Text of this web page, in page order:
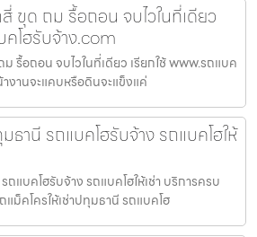
สี่ ขุด ถม รื้อถอน จบไวในที่เดียว
คโฮรับจ้าง.com
ม รื้อถอน จบไวในที่เดียว เรียกใช้ www.รถแบค
งานจะแคบหรือดินจะแข็งแค่
ธานี รถแบคโฮรับจ้าง รถแบคโฮให้
ถแบคโฮรับจ้าง รถแบคโฮให้เช่า บริการครบ
แม็คโครให้เช่าปทุมธานี รถแบคโฮ